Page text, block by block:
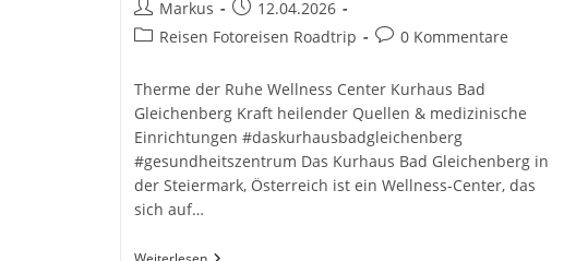
Beitrags-
Autor:
Markus
Beitrag
veröffentlicht:
12.04.2026
Beitrags-
Reisen Fotoreisen Roadtrip
Beitrags-
0 Kommentare
Therme der Ruhe Wellness Center Kurhaus Bad
Gleichenberg Kraft heilender Quellen & medizinische
Einrichtungen #daskurhausbadgleichenberg
#gesundheitszentrum Das Kurhaus Bad Gleichenberg in
der Steiermark, Österreich ist ein Wellness-Center, das
sich auf…